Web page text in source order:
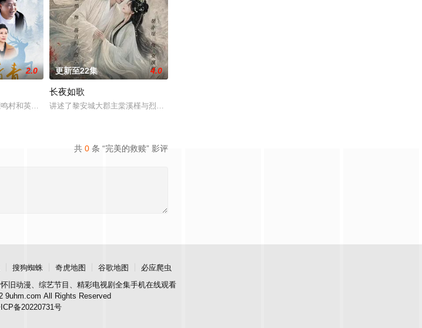
元，却渴望寻求强国之路。他毅然弃
钞货币。根据党中央指示，高景波、徐邵梁、孙希光和黄鹰等人开始筹
2.0
村和英国牛津，麦香通过视频向米良宣告：婚不结了。鹿鸣村开了锅，村民大骂麦香是叛徒。麦香是婚前体检查
更新至22集 4.0
长夜如歌
讲述了黎安城大郡主棠溪槿与烈云峥之间曲折动人的情感，以及他们在复杂局势中坚守初心、勇敢面对困难的
共 0 条 “完美的救赎” 影评
搜狗蜘蛛 奇虎地图 谷歌地图
必应爬虫
旧动漫、综艺节目、精彩电视剧全集手机在线观看
9uhm.com All Rights Reserved
备20220731号